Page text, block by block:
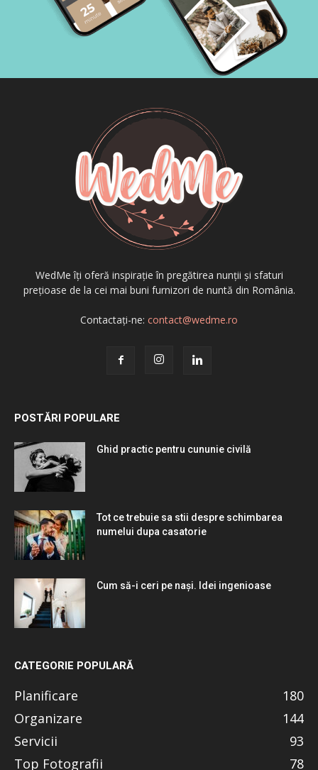
WedMe îți oferă inspirație în pregătirea nunții și sfaturi
prețioase de la cei mai buni furnizori de nuntă din România.
Contactați-ne: contact@wedme.ro
POSTĂRI POPULARE
Ghid practic pentru cununie civilă
Tot ce trebuie sa stii despre schimbarea
numelui dupa casatorie
Cum să-i ceri pe nași. Idei ingenioase
CATEGORIE POPULARĂ
Planificare
180
Organizare
144
Servicii
93
Top Fotografii
78